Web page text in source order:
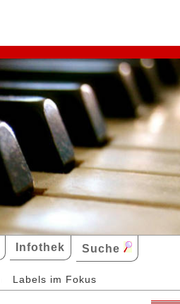
Infothek Suche
Labels im Fokus